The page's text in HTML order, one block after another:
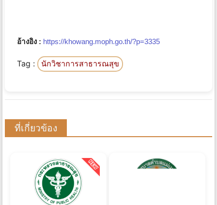
อ้างอิง : https://khowang.moph.go.th/?p=3335
Tag : นักวิชาการสาธารณสุข
ที่เกี่ยวข้อง